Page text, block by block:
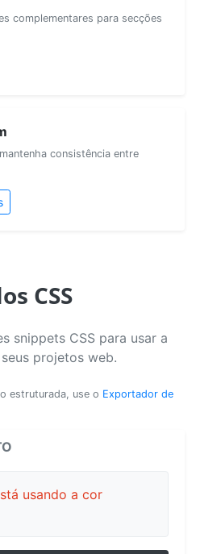
complementares para secções
consistência entre
CSS
snippets CSS para usar a
projetos web.
estruturada, use o Exportador de
usando a cor